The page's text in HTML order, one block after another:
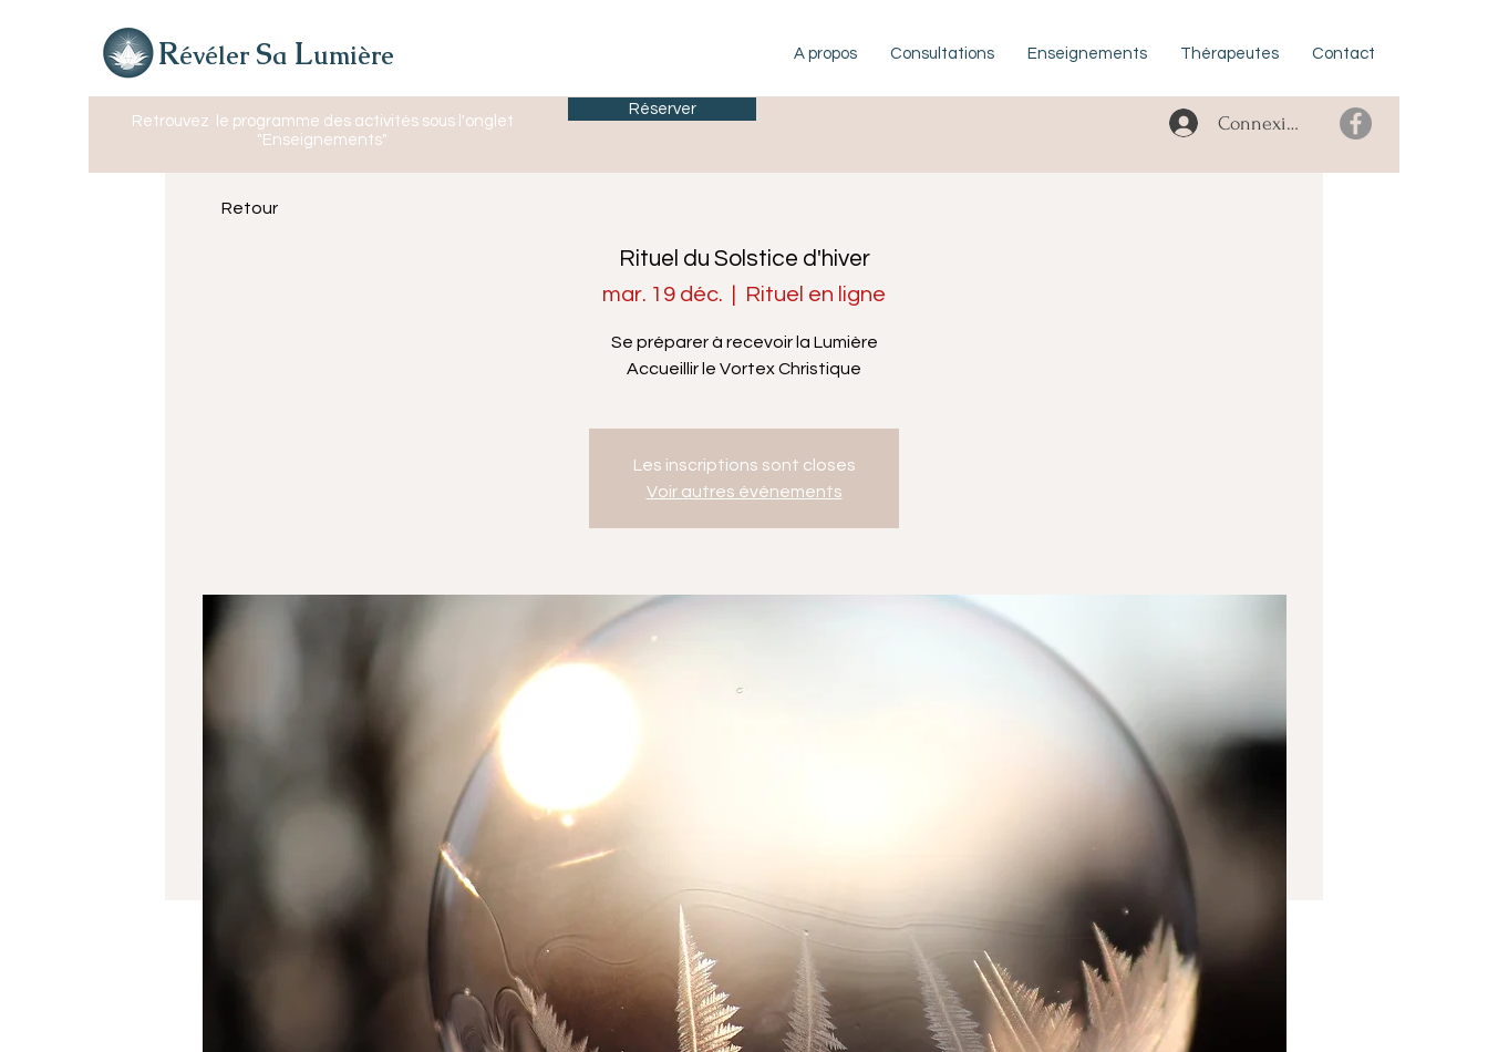
Révéler Sa Lumière A propos Consultations Enseignements Thérapeutes Contact
Retrouvez
le programme des activités sous l'onglet
"Enseignements"
Réserver
Connexion
Rituel du Solstice d'hiver
mar. 19 déc. Rituel en ligne
Se préparer à recevoir la Lumière
Accueillir le Vortex Christique
Les inscriptions sont closes
Voir autres événements
Retour